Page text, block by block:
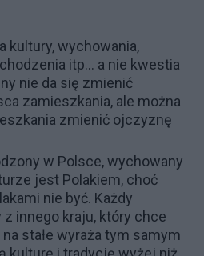
kultury, wychowania,
itp... a nie kwestia
nie da się zmienić
zamieszkania, ale można
zmienić ojczyznę
w Polsce, wychowany
jest Polakiem, choć
nie być. Każdy
innego kraju, który chce
stałe wyraża tym samym